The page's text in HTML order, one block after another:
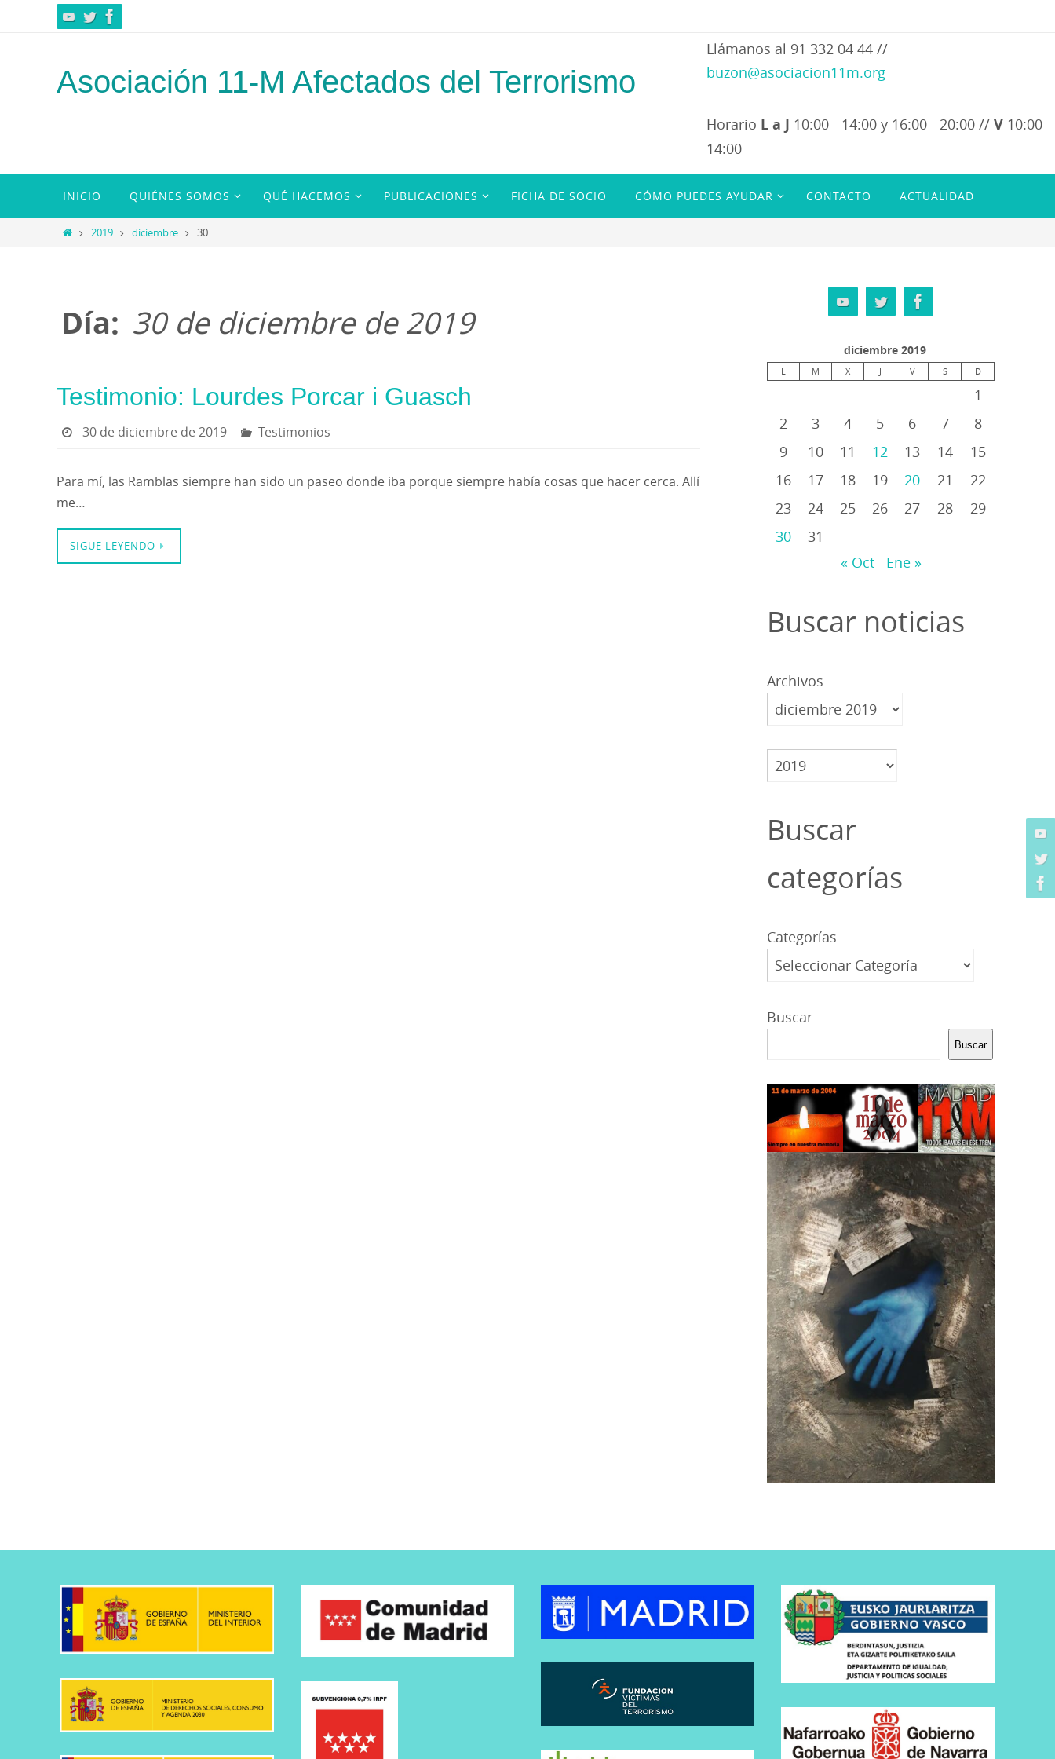
Asociación 11-M Afectados del Terrorismo
Llámanos al 91 332 04 44 //
buzon@asociacion11m.org
Horario L a J 10:00 - 14:00 y 16:00 - 20:00 //V 10:00 -
14:00
15 junio a 15 septiembre: L a V de 10:00 a 14:00
contenido
INICIO QUIÉNES SOMOS QUÉ HACEMOS PUBLICACIONES FICHA DE SOCIO CÓMO PUEDES AYUDAR CONTACTO ACTUALIDAD
Inicio2019 diciembre 30
Día: 30 de diciembre de 2019
Testimonio: Lourdes Porcar i Guasch
30 de diciembre de 2019 Testimonios
Para mí, las Ramblas siempre han sido un paseo donde iba porque siempre había cosas que hacer cerca. Allí
me…
SIGUE LEYENDO
diciembre 2019
L M X J V S D
1
2
3 4 5 6 7
8
9
10 11 12 13 14
15
16
17 18 19 20 21
22
23
24 25 26 27 28
29
30
31
« Oct
Ene »
Buscar noticias
Archivos
Archivos
Buscar
categorías
Categorías
Buscar
Buscar